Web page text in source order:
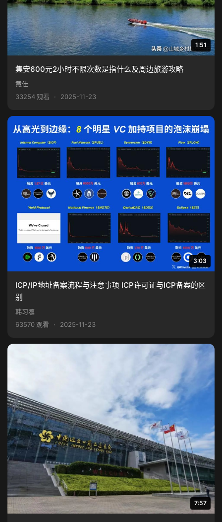
1:51
集安600元2小时不限次数是指什么及周边旅游攻略
戴佳
33254 观看
· 2025-11-23
3:03
ICP/IP地址备案流程与注意事项 ICP许可证与ICP备案的区
别
韩习凛
63570 观看
· 2025-11-23
7:57